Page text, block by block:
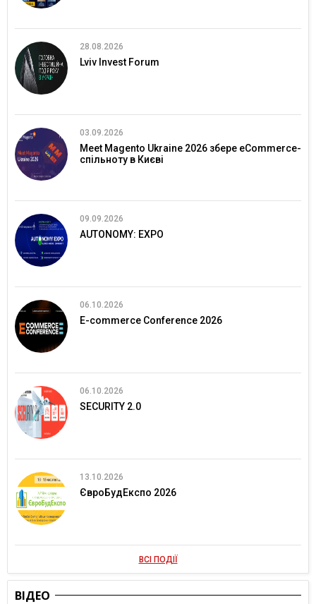
28.08.2026
Lviv Invest Forum
03.09.2026
Meet Magento Ukraine 2026 збере eCommerce-
спільноту в Києві
09.09.2026
AUTONOMY: EXPO
06.10.2026
E-commerce Conference 2026
06.10.2026
SECURITY 2.0
13.10.2026
ЄвроБудЕкспо 2026
ВСІ ПОДІЇ
ВІДЕО